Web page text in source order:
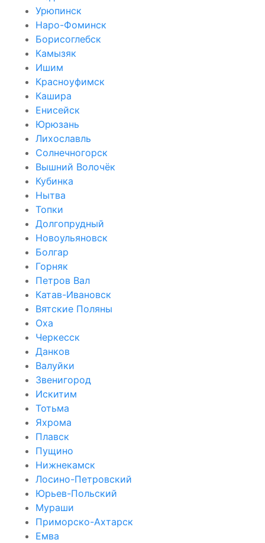
Урюпинск
Наро-Фоминск
Борисоглебск
Камызяк
Ишим
Красноуфимск
Кашира
Енисейск
Юрюзань
Лихославль
Солнечногорск
Вышний Волочёк
Кубинка
Нытва
Топки
Долгопрудный
Новоульяновск
Болгар
Горняк
Петров Вал
Катав-Ивановск
Вятские Поляны
Оха
Черкесск
Данков
Валуйки
Звенигород
Искитим
Тотьма
Яхрома
Плавск
Пущино
Нижнекамск
Лосино-Петровский
Юрьев-Польский
Мураши
Приморско-Ахтарск
Емва